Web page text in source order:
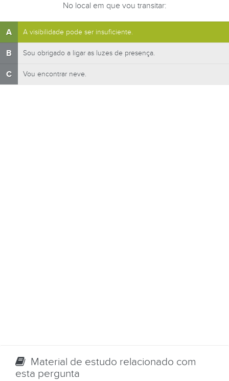
No local em que vou transitar:
A A visibilidade pode ser insuficiente.
B Sou obrigado a ligar as luzes de presença.
C Vou encontrar neve.
Material de estudo relacionado com
esta pergunta